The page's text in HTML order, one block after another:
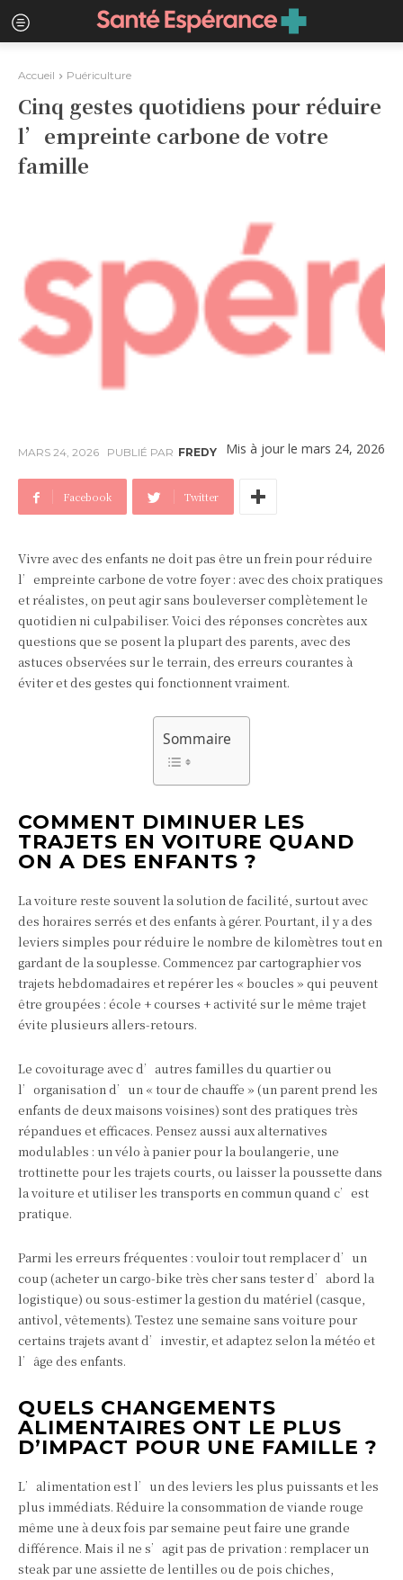
Accueil Puériculture
Cinq gestes quotidiens pour réduire
l’empreinte carbone de votre
famille
MARS 24, 2026 Mis à jour le mars 24, 2026
PUBLIÉ PAR FREDY
Facebook Twitter
Vivre avec des enfants ne doit pas être un frein pour réduire
l’empreinte carbone de votre foyer : avec des choix pratiques
et réalistes, on peut agir sans bouleverser complètement le
quotidien ni culpabiliser. Voici des réponses concrètes aux
questions que se posent la plupart des parents, avec des
astuces observées sur le terrain, des erreurs courantes à
éviter et des gestes qui fonctionnent vraiment.
Sommaire
COMMENT DIMINUER LES
TRAJETS EN VOITURE QUAND
ON A DES ENFANTS ?
La voiture reste souvent la solution de facilité, surtout avec
des horaires serrés et des enfants à gérer. Pourtant, il y a des
leviers simples pour réduire le nombre de kilomètres tout en
gardant de la souplesse. Commencez par cartographier vos
trajets hebdomadaires et repérer les « boucles » qui peuvent
être groupées : école + courses + activité sur le même trajet
évite plusieurs allers-retours.
Le covoiturage avec d’autres familles du quartier ou
l’organisation d’un « tour de chauffe » (un parent prend les
enfants de deux maisons voisines) sont des pratiques très
répandues et efficaces. Pensez aussi aux alternatives
modulables : un vélo à panier pour la boulangerie, une
trottinette pour les trajets courts, ou laisser la poussette dans
la voiture et utiliser les transports en commun quand c’est
pratique.
Parmi les erreurs fréquentes : vouloir tout remplacer d’un
coup (acheter un cargo-bike très cher sans tester d’abord la
logistique) ou sous-estimer la gestion du matériel (casque,
antivol, vêtements). Testez une semaine sans voiture pour
certains trajets avant d’investir, et adaptez selon la météo et
l’âge des enfants.
QUELS CHANGEMENTS
ALIMENTAIRES ONT LE PLUS
D’IMPACT POUR UNE FAMILLE ?
L’alimentation est l’un des leviers les plus puissants et les
plus immédiats. Réduire la consommation de viande rouge
même une à deux fois par semaine peut faire une grande
différence. Mais il ne s’agit pas de privation : remplacer un
steak par une assiette de lentilles ou de pois chiches,